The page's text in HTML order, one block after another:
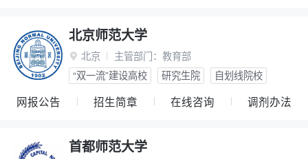
北京师范大学
 北京 主管部门： 教育部
“双一流”建设高校
研究生院 自划线院校
网报公告 招生简章 在线咨询 调剂办法
首都师范大学